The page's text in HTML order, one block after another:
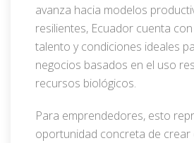
avanza hacia modelos
resilientes, Ecuador cuenta
talento y condiciones ideales
negocios basados en el uso
recursos biológicos.
Para emprendedores, esto
oportunidad concreta de crear